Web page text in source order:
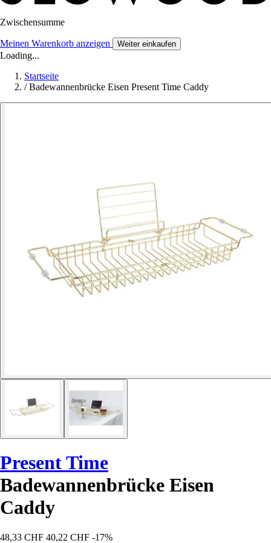
Zwischensumme
Meinen Warenkorb anzeigen Weiter einkaufen
Loading...
Startseite
/ Badewannenbrücke Eisen Present Time Caddy
Present Time
Badewannenbrücke Eisen
Caddy
48,33 CHF 40,22 CHF -17%